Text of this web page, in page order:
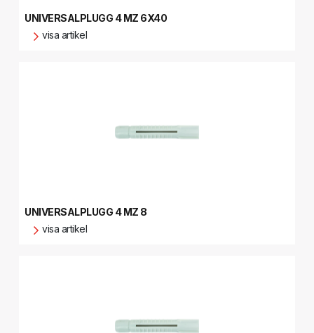
UNIVERSALPLUGG 4 MZ 6X40
visa artikel
UNIVERSALPLUGG 4 MZ 8
visa artikel